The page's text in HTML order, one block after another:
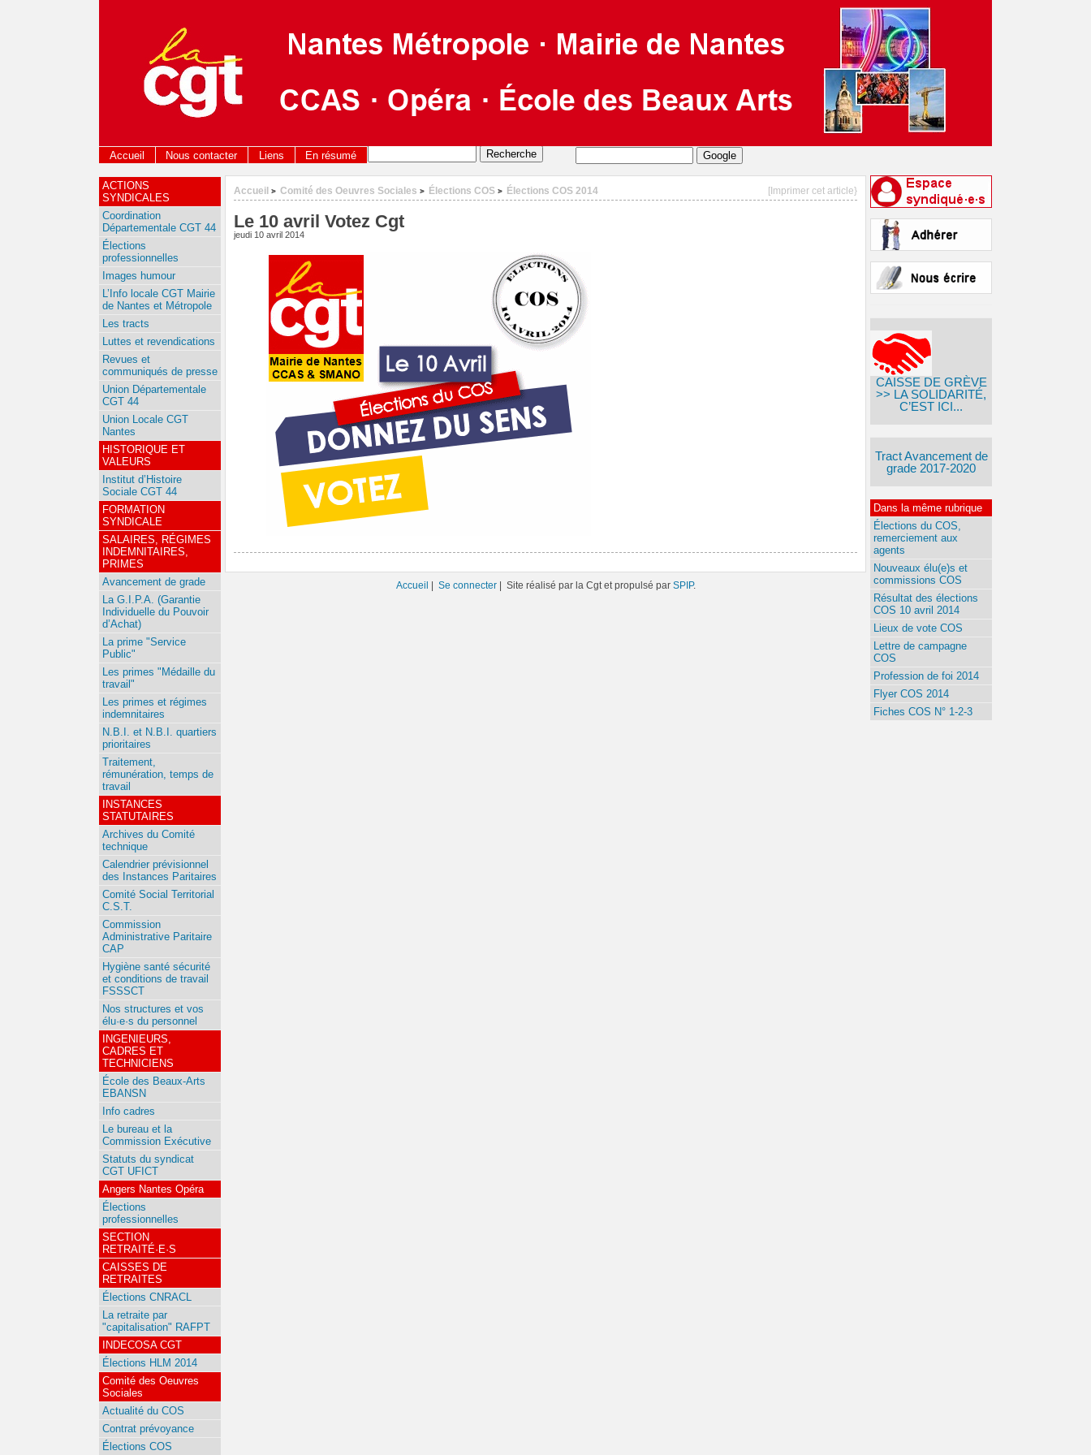
Accueil Nous contacter Liens En résumé
[Imprimer cet article}
Accueil > Comité des Oeuvres Sociales > Élections COS > Élections COS 2014
Le 10 avril Votez Cgt
jeudi 10 avril 2014
CAISSE DE GRÈVE
>> LA SOLIDARITÉ,
C’EST ICI...
Tract Avancement de
grade 2017-2020
Dans la même rubrique
Élections du COS,
remerciement aux
agents
Nouveaux élu(e)s et
commissions COS
Résultat des élections
COS 10 avril 2014
Lieux de vote COS
Lettre de campagne
COS
Profession de foi 2014
Flyer COS 2014
Fiches COS N° 1-2-3
ACTIONS
SYNDICALES
Coordination
Départementale CGT 44
Élections
professionnelles
Images humour
L’Info locale CGT Mairie
de Nantes et Métropole
Les tracts
Luttes et revendications
Revues et
communiqués de presse
Union Départementale
CGT 44
Union Locale CGT
Nantes
HISTORIQUE ET
VALEURS
Institut d’Histoire
Sociale CGT 44
FORMATION
SYNDICALE
SALAIRES, RÉGIMES
INDEMNITAIRES,
PRIMES
Avancement de grade
La G.I.P.A. (Garantie
Individuelle du Pouvoir
d’Achat)
La prime "Service
Public"
Les primes "Médaille du
travail"
Les primes et régimes
indemnitaires
N.B.I. et N.B.I. quartiers
prioritaires
Traitement,
rémunération, temps de
travail
INSTANCES
STATUTAIRES
Archives du Comité
technique
Calendrier prévisionnel
des Instances Paritaires
Comité Social Territorial
C.S.T.
Commission
Administrative Paritaire
CAP
Hygiène santé sécurité
et conditions de travail
FSSSCT
Nos structures et vos
élu·e·s du personnel
INGENIEURS,
CADRES ET
TECHNICIENS
École des Beaux-Arts
EBANSN
Info cadres
Le bureau et la
Commission Exécutive
Statuts du syndicat
CGT UFICT
Angers Nantes Opéra
Élections
professionnelles
SECTION
RETRAITÉ·E·S
CAISSES DE
RETRAITES
Élections CNRACL
La retraite par
"capitalisation" RAFPT
INDECOSA CGT
Élections HLM 2014
Comité des Oeuvres
Sociales
Actualité du COS
Contrat prévoyance
Élections COS
Accueil | Se connecter| Site réalisé par la Cgt et propulsé par SPIP.